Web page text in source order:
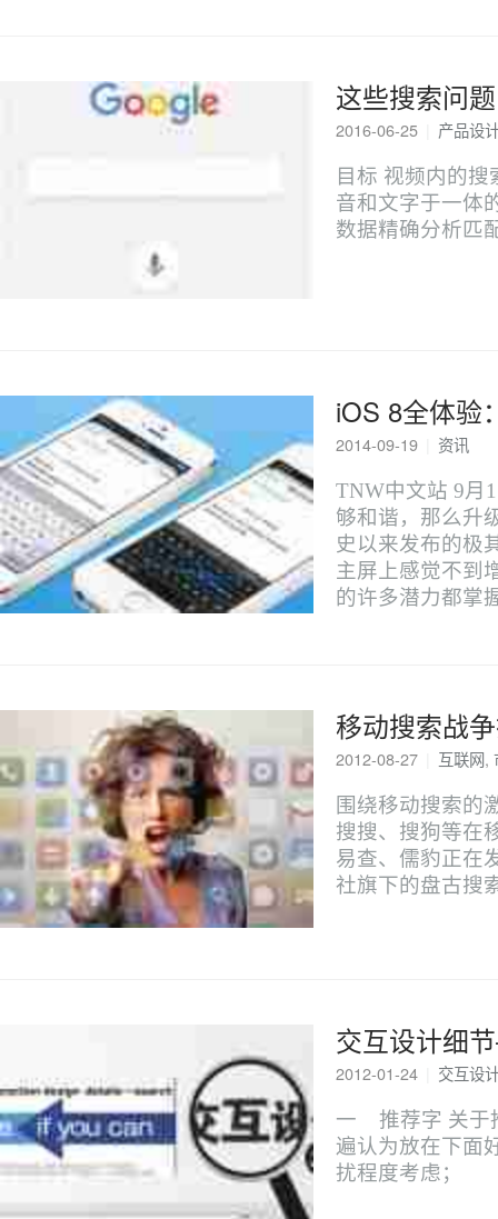
这些搜索问
2016-06-25
产品设
目标 视频内的
音和文字于一体
数据精确分析匹
iOS 8全体验
2014-09-19
资讯
TNW中文站 9月
够和谐，那么升
史以来发布的极
主屏上感觉不到
的许多潜力都掌
移动搜索战
2012-08-27 互联网,
围绕移动搜索的
搜搜、搜狗等在
易查、儒豹正在
社旗下的盘古搜
交互设计细
2012-01-24
交互设
一 推荐字 关于
遍认为放在下面
扰程度考虑；